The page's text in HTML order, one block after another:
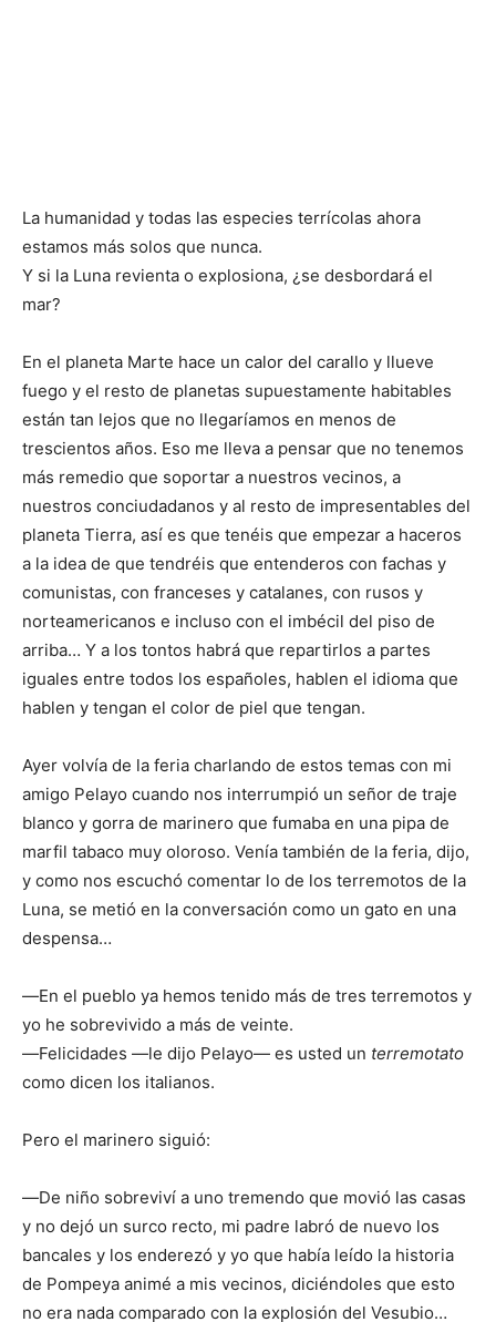
La humanidad y todas las especies terrícolas ahora
estamos más solos que nunca.
Y si la Luna revienta o explosiona, ¿se desbordará el
mar?
En el planeta Marte hace un calor del carallo y llueve
fuego y el resto de planetas supuestamente habitables
están tan lejos que no llegaríamos en menos de
trescientos años. Eso me lleva a pensar que no tenemos
más remedio que soportar a nuestros vecinos, a
nuestros conciudadanos y al resto de impresentables del
planeta Tierra, así es que tenéis que empezar a haceros
a la idea de que tendréis que entenderos con fachas y
comunistas, con franceses y catalanes, con rusos y
norteamericanos e incluso con el imbécil del piso de
arriba… Y a los tontos habrá que repartirlos a partes
iguales entre todos los españoles, hablen el idioma que
hablen y tengan el color de piel que tengan.
Ayer volvía de la feria charlando de estos temas con mi
amigo Pelayo cuando nos interrumpió un señor de traje
blanco y gorra de marinero que fumaba en una pipa de
marfil tabaco muy oloroso. Venía también de la feria, dijo,
y como nos escuchó comentar lo de los terremotos de la
Luna, se metió en la conversación como un gato en una
despensa…
―En el pueblo ya hemos tenido más de tres terremotos y
yo he sobrevivido a más de veinte.
―Felicidades ―le dijo Pelayo― es usted un terremotato
como dicen los italianos.
Pero el marinero siguió:
―De niño sobreviví a uno tremendo que movió las casas
y no dejó un surco recto, mi padre labró de nuevo los
bancales y los enderezó y yo que había leído la historia
de Pompeya animé a mis vecinos, diciéndoles que esto
no era nada comparado con la explosión del Vesubio…